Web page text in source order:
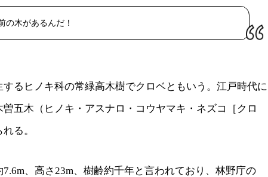
木があるんだ！
るヒノキ科の常緑高木樹でクロベともいう。江戸時代に
五木（ヒノキ・アスナロ・コウヤマキ・ネズコ［クロ
る。
7.6m、高さ23m、樹齢約千年と言われており、林野庁の